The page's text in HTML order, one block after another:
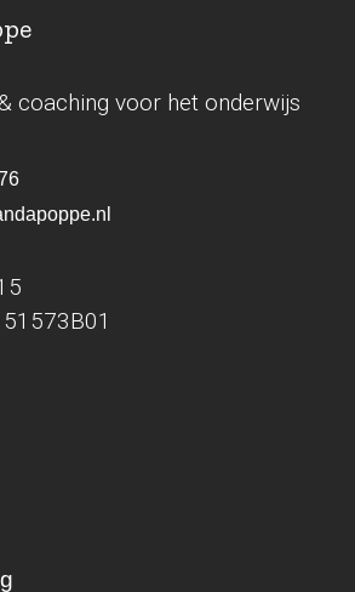
coaching voor het onderwijs